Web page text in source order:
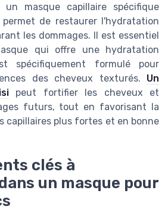
un masque capillaire spécifique
de restaurer l'hydratation
les dommages. Il est essentiel
qui offre une hydratation
spécifiquement formulé pour
des cheveux texturés. Un
peut fortifier les cheveux et
futurs, tout en favorisant la
capillaires plus fortes et en bonne
clés à
un masque pour